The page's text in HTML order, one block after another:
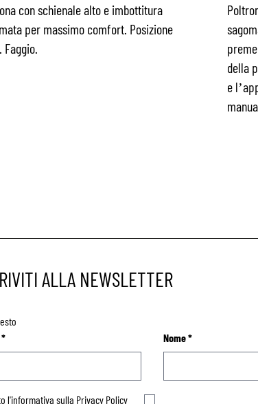
con schienale alto e imbottitura
per massimo comfort. Posizione
della
e
ALLA NEWSLETTER
* Nome*
l'informativa sulla Privacy Policy